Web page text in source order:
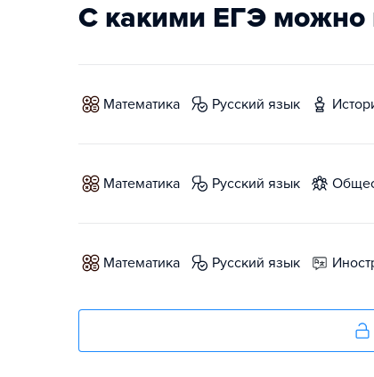
С какими ЕГЭ можно
математика русский язык
математика русский язык
математика русский язык